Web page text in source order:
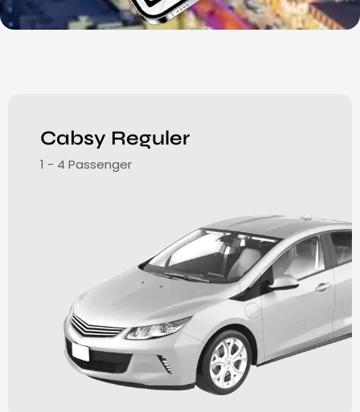
Cabsy Reguler
1 - 4 Passenger